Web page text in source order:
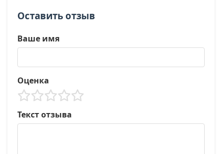
Оставить отзыв
Ваше имя
Оценка
Текст отзыва